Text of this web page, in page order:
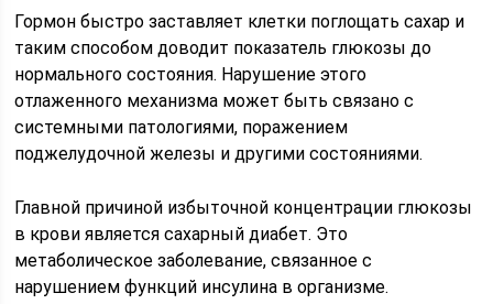
Гормон быстро заставляет клетки поглощать сахар и
таким способом доводит показатель глюкозы до
нормального состояния. Нарушение этого
отлаженного механизма может быть связано с
системными патологиями, поражением
поджелудочной железы и другими состояниями.
Главной причиной избыточной концентрации глюкозы
в крови является сахарный диабет. Это
метаболическое заболевание, связанное с
нарушением функций инсулина в организме.